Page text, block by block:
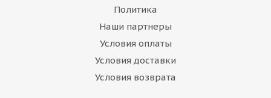
Политика
Наши партнеры
Условия оплаты
Условия доставки
Условия возврата